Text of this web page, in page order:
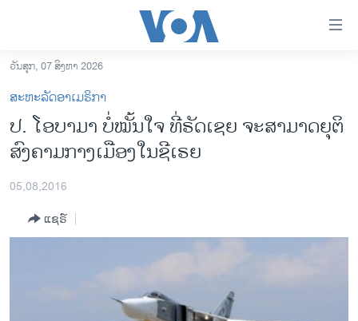
ເຂົ້າ
ຫາ
ຂ້າມ
ຂ້າມ
ຫາ
ລາວ
ອາເມຣິກາ
ຂ່າວ​ຈີນ
ໂລກ
ວັນສຸກ, 07 ສິງຫາ 2026
ສະຫະລັດອາເມຣິກາ
ປ. ໂອບາມາ ​​​ບໍ່ໝັ້ນໃຈ ທີ່​ຣັດເຊຍ ຈະສາມາດຍຸຕິ
ສົງຄາມກາງເມືອງໃນຊີເຣຍ
05,08,2016
ແຊຣ໌